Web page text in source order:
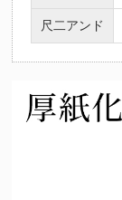
尺二アンド